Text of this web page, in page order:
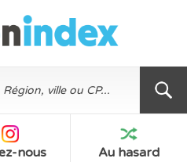
nous Au hasard